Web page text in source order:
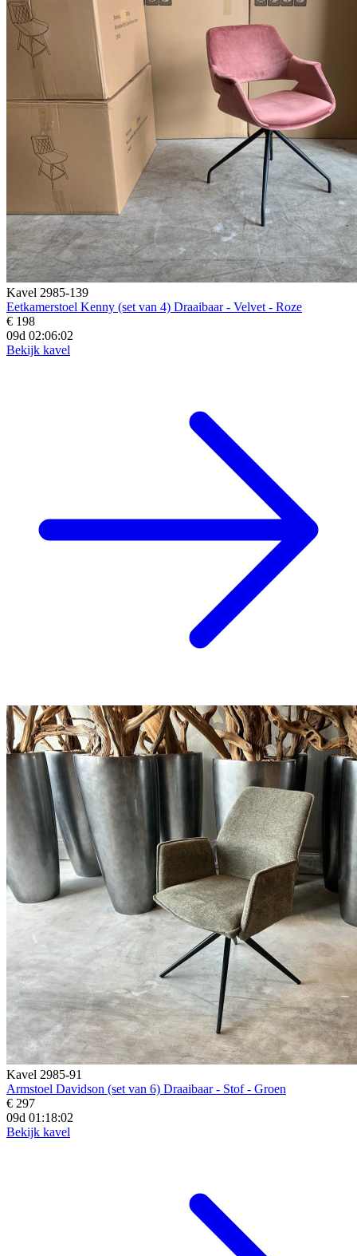
Kavel 2985-139
Eetkamerstoel Kenny (set van 4) Draaibaar - Velvet - Roze
€ 198
09d 02:06:00
Bekijk kavel
Kavel 2985-91
Armstoel Davidson (set van 6) Draaibaar - Stof - Groen
€ 297
09d 01:18:00
Bekijk kavel